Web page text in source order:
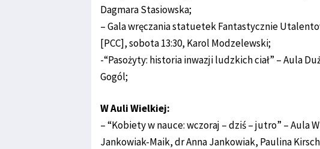
Dagmara Stasiowska;
– Gala wręczania statuetek Fantastycznie
[PCC], sobota 13:30, Karol Modzelewski;
-“Pasożyty: historia inwazji ludzkich ciał” – Aula
Gogól;
W Auli Wielkiej:
– “Kobiety w nauce: wczoraj – dziś – jutro” – Aula
Jankowiak-Maik, dr Anna Jankowiak, Paulina